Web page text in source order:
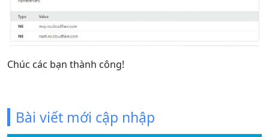
Chúc các bạn thành công!
Bài viết mới cập nhập